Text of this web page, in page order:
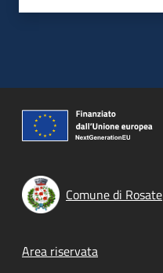
Comune di Rosate
Footer menu
Area riservata